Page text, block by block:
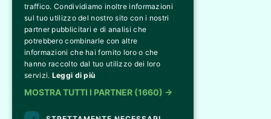
© 2026 Bi&Bi Eventi
info@biebieventi.com
traffico. Condividiamo inoltre informazioni
sul tuo utilizzo del nostro sito con i nostri
partner pubblicitari e di analisi che
potrebbero combinarle con altre
informazioni che hai fornito loro o che
hanno raccolto dal tuo utilizzo dei loro
servizi. Leggi di più
MOSTRA TUTTI I PARTNER (1660) →